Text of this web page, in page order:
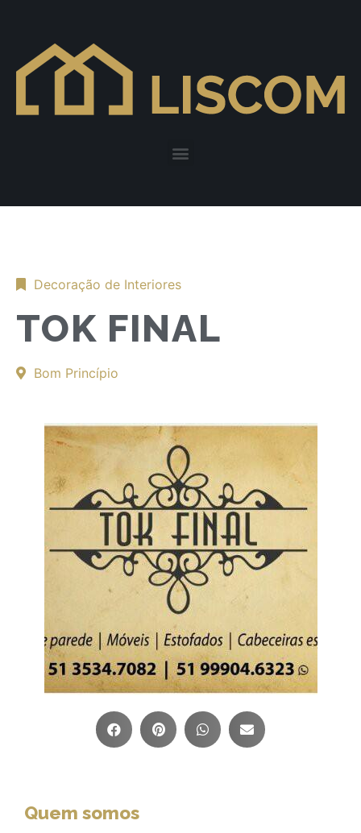
Decoração de Interiores
TOK FINAL
Bom Princípio
Quem somos